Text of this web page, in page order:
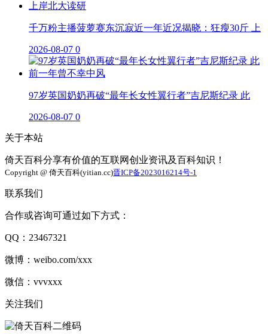
千万粉主播菠萝赛东沉寂近一年近况揭晓：狂瘦30斤 上
2026-08-07 0
97岁英国奶奶再破“最年长女性翼行者”吉尼斯纪录 此
2026-08-07 0
关于本站
倚天百科分享有价值的互联网创业资讯及百科知识！
Copyright @ 倚天百科(yitian.cc)晋ICP备2023016214号-1
联系我们
合作或咨询可通过如下方式：
QQ：23467321
微博：weibo.com/xxx
微信：vvvxxx
关注我们